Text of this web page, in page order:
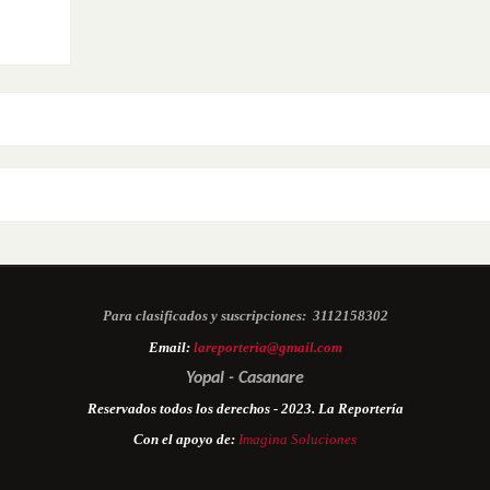
Para clasificados y suscripciones: 3112158302
Email: lareporteria@gmail.com
Yopal - Casanare
Reservados todos los derechos - 2023. La Reportería
Con el apoyo de: Imagina Soluciones